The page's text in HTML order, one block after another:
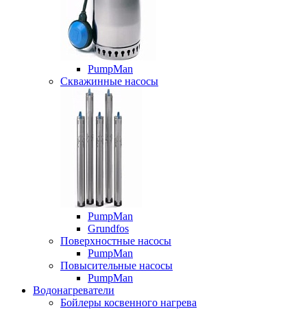
PumpMan
Скважинные насосы
PumpMan
Grundfos
Поверхностные насосы
PumpMan
Повысительные насосы
PumpMan
Водонагреватели
Бойлеры косвенного нагрева